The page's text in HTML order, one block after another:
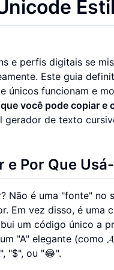
e perfis digitais se
Este guia
únicos funcionam e
você pode copiar e
gerador de texto
e Por Que
Não é uma "fonte" no
Em vez disso, é uma
um código único a
"A" elegante (como
"$", ou "😂".